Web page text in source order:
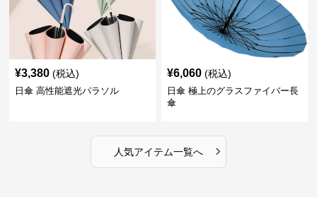
¥3,380 (税込)
日傘 高性能遮光パラソル
¥6,060 (税込)
日傘 極上のグラスファイバー長
傘
人気アイテム一覧へ ›